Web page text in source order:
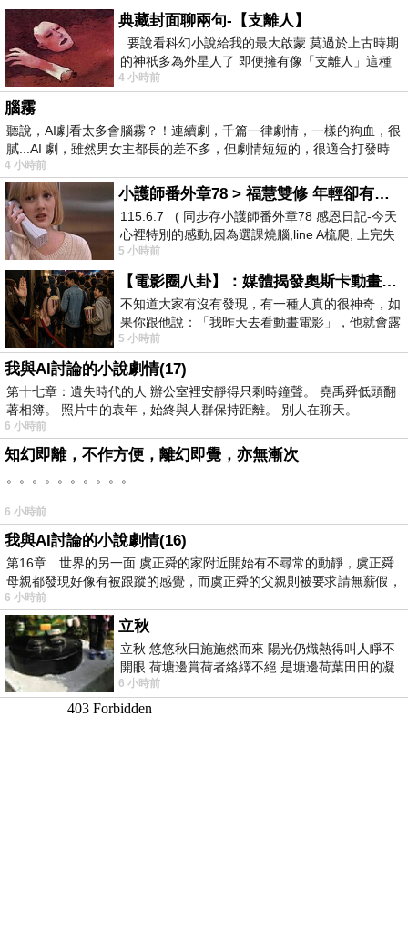
典藏封面聊兩句-【支離人】
要說看科幻小說給我的最大啟蒙 莫過於上古時期
的神祇多為外星人了 即便擁有像「支離人」這種
驚世駭俗的神通法門 也未必讀
4 小時前
腦霧
聽說，AI劇看太多會腦霧？！連續劇，千篇一律劇情，一樣的狗血，很
膩...AI 劇，雖然男女主都長的差不多，但劇情短短的，很適合打發時
4 小時前
小護師番外章78 > 福慧雙修 年輕卻有個老靈魂 ㄑ金剛經〉podcast
115.6.7 ( 同步存小護師番外章78 感恩日記-今天
心裡特別的感動,因為選課燒腦,line A梳爬, 上完失
智課的她,特來傾
5 小時前
【電影圈八卦】：媒體揭發奧斯卡動畫項目投票醜聞！好萊塢為什麼看不起動畫電影？
不知道大家有沒有發現，有一種人真的很神奇，如
果你跟他說：「我昨天去看動畫電影」，他就會露
出一種慈祥的微笑，然後問你是不是陪小
5 小時前
我與AI討論的小說劇情(17)
第十七章：遺失時代的人 辦公室裡安靜得只剩時鐘聲。 堯禹舜低頭翻
著相簿。 照片中的袁年，始終與人群保持距離。 別人在聊天。
6 小時前
知幻即離，不作方便，離幻即覺，亦無漸次
。。。。。。。。。。
6 小時前
我與AI討論的小說劇情(16)
第16章 世界的另一面 虞正舜的家附近開始有不尋常的動靜，虞正舜
母親都發現好像有被跟蹤的感覺，而虞正舜的父親則被要求請無薪假，
6 小時前
立秋
立秋 悠悠秋日施施然而來 陽光仍熾熱得叫人睜不
開眼 荷塘邊賞荷者絡繹不絕 是塘邊荷葉田田的凝
望 風中飄逸的是映日荷花別樣紅
6 小時前